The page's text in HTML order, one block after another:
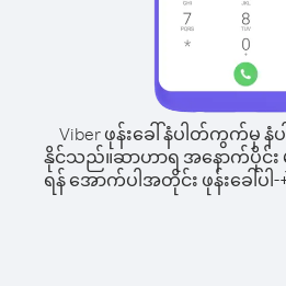
Viber ဖုန်းခေါ်နံပါတ်ကွက်မှ နံ
နိုင်သည်။ဆာဟာရ အနောက်ပိုင်း
ရန် အောက်ပါအတိုင်း ဖုန်းခေါ်ပါ-